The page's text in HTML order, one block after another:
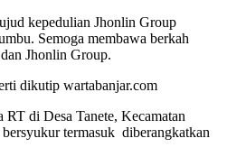
kepedulian Jhonlin Group
Semoga membawa berkah
Jhonlin Group.
dikutip wartabanjar.com
RT di Desa Tanete, Kecamatan
termasuk diberangkatkan